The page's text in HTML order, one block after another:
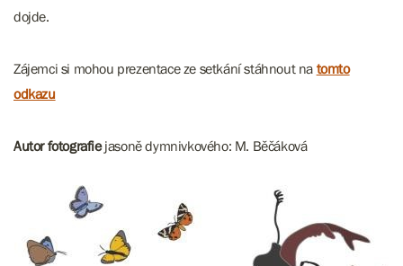
dojde.
Zájemci si mohou prezentace ze setkání stáhnout na tomto
odkazu
Autor fotografiejasoně dymnivkového: M. Běčáková